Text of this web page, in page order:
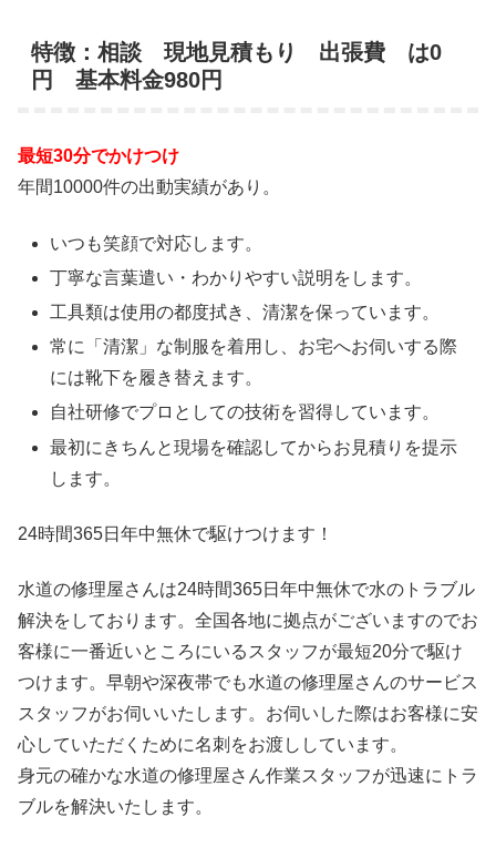
特徴：相談 現地見積もり 出張費 は0
円 基本料金980円
最短30分でかけつけ
年間10000件の出動実績があり。
いつも笑顔で対応します。
丁寧な言葉遣い・わかりやすい説明をします。
工具類は使用の都度拭き、清潔を保っています。
常に「清潔」な制服を着用し、お宅へお伺いする際
には靴下を履き替えます。
自社研修でプロとしての技術を習得しています。
最初にきちんと現場を確認してからお見積りを提示
します。
24時間365日 年中無休で駆けつけます！
水道の修理屋さんは24時間365日年中無休で水のトラブル
解決をしております。全国各地に拠点がございますのでお
客様に一番近いところにいるスタッフが最短20分で駆け
つけます。早朝や深夜帯でも水道の修理屋さんのサービス
スタッフがお伺いいたします。お伺いした際はお客様に安
心していただくために名刺をお渡ししています。
身元の確かな水道の修理屋さん作業スタッフが迅速にトラ
ブルを解決いたします。